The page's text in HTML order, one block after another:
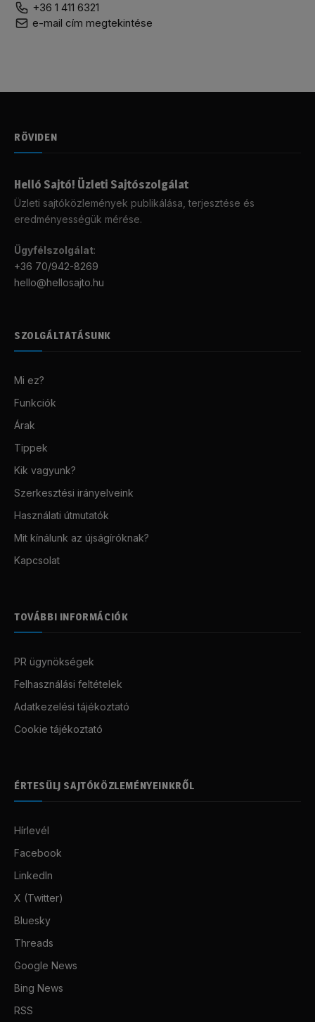
+36 1 411 6321
e-mail cím megtekintése
RÖVIDEN
Helló Sajtó! Üzleti Sajtószolgálat
Üzleti sajtóközlemények publikálása, terjesztése és
eredményességük mérése.
Ügyfélszolgálat:
+36 70/942-8269
hello@hellosajto.hu
SZOLGÁLTATÁSUNK
Mi ez?
Funkciók
Árak
Tippek
Kik vagyunk?
Szerkesztési irányelveink
Használati útmutatók
Mit kínálunk az újságíróknak?
Kapcsolat
TOVÁBBI INFORMÁCIÓK
PR ügynökségek
Felhasználási feltételek
Adatkezelési tájékoztató
Cookie tájékoztató
ÉRTESÜLJ SAJTÓKÖZLEMÉNYEINKRŐL
Hírlevél
Facebook
LinkedIn
X (Twitter)
Bluesky
Threads
Google News
Bing News
RSS